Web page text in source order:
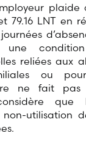
plaide
79.16 LNT en
une
reliées aux
ou
ne fait
utilisation